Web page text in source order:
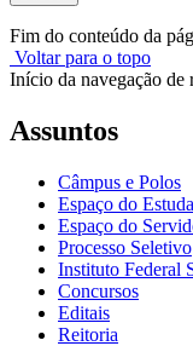
Fim do conteúdo da
Voltar para o topo
Início da navegação de
Assuntos
Câmpus e Polos
Espaço do
Espaço do
Processo Seletivo
Instituto Federal
Concursos
Editais
Reitoria